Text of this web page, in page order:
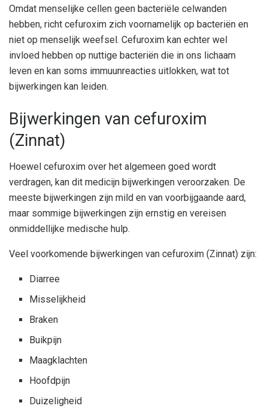
Omdat menselijke cellen geen bacteriële celwanden
hebben, richt cefuroxim zich voornamelijk op bacteriën en
niet op menselijk weefsel. Cefuroxim kan echter wel
invloed hebben op nuttige bacteriën die in ons lichaam
leven en kan soms immuunreacties uitlokken, wat tot
bijwerkingen kan leiden.
Bijwerkingen van cefuroxim
(Zinnat)
Hoewel cefuroxim over het algemeen goed wordt
verdragen, kan dit medicijn bijwerkingen veroorzaken. De
meeste bijwerkingen zijn mild en van voorbijgaande aard,
maar sommige bijwerkingen zijn ernstig en vereisen
onmiddellijke medische hulp.
Veel voorkomende bijwerkingen van cefuroxim (Zinnat) zijn:
Diarree
Misselijkheid
Braken
Buikpijn
Maagklachten
Hoofdpijn
Duizeligheid